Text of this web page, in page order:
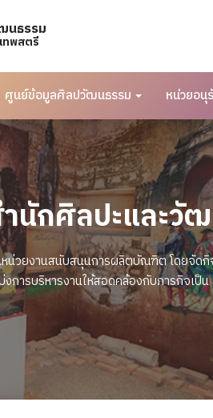
นธรรม
ทพสตรี
ศูนย์ข้อมูลศิลปวัฒนธรรม หน่วยอนุ
นักศิลปะและวั
น่วยงานสนับสนุนการผลิตบัณฑิต โดยจัดกิ
งการบริหารงานให้สอดคล้องกับภารกิจเป็